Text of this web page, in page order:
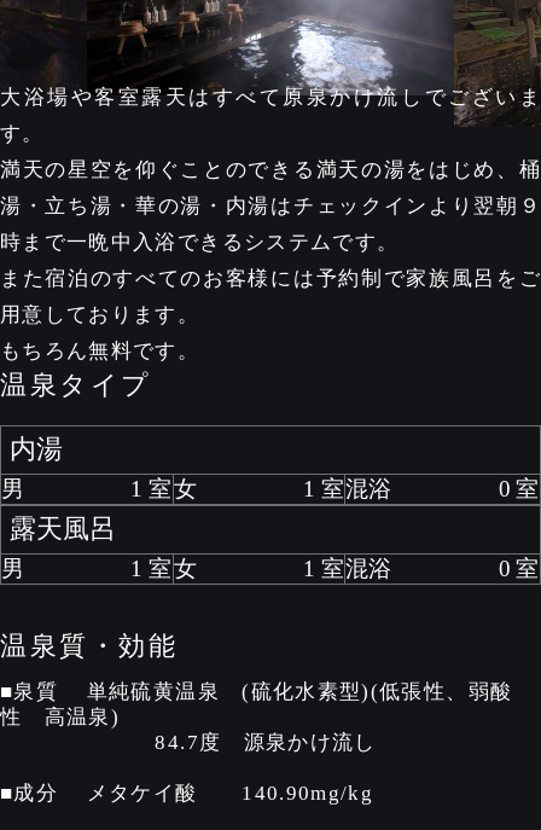
大浴場や客室露天はすべて原泉かけ流しでございま
す。
満天の星空を仰ぐことのできる満天の湯をはじめ、桶
湯・立ち湯・華の湯・内湯はチェックインより翌朝９
時まで一晩中入浴できるシステムです。
また宿泊のすべてのお客様には予約制で家族風呂をご
用意しております。
もちろん無料です。
温泉タイプ
内湯
男 1 女 1 混浴 0
露天風呂
男 1 女 1 混浴 0
温泉質・効能
■泉質 単純硫黄温泉 (硫化水素型)(低張性、弱酸
性 高温泉)
84.7度 源泉かけ流し
■成分 メタケイ酸 140.90mg/kg